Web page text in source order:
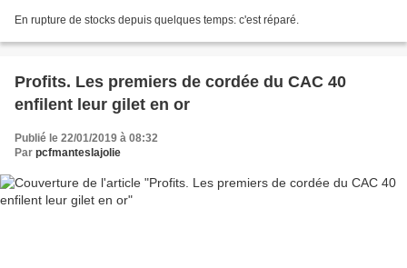
En rupture de stocks depuis quelques temps: c'est réparé.
Profits. Les premiers de cordée du CAC 40
enfilent leur gilet en or
Publié le 22/01/2019 à 08:32
Par pcfmanteslajolie